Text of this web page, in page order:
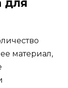
для
материал,